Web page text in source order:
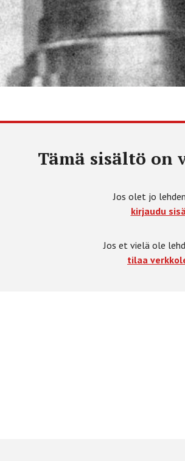
Tämä sisältö
Jos olet jo
kirjaudu
Jos et vielä ole
tilaa